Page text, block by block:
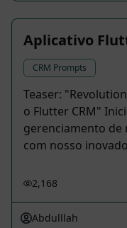
Aplicativo
CRM Prompts
Teaser:
o Flutter CRM"
gerenciamento de
com nosso
2,168
Abdulllah